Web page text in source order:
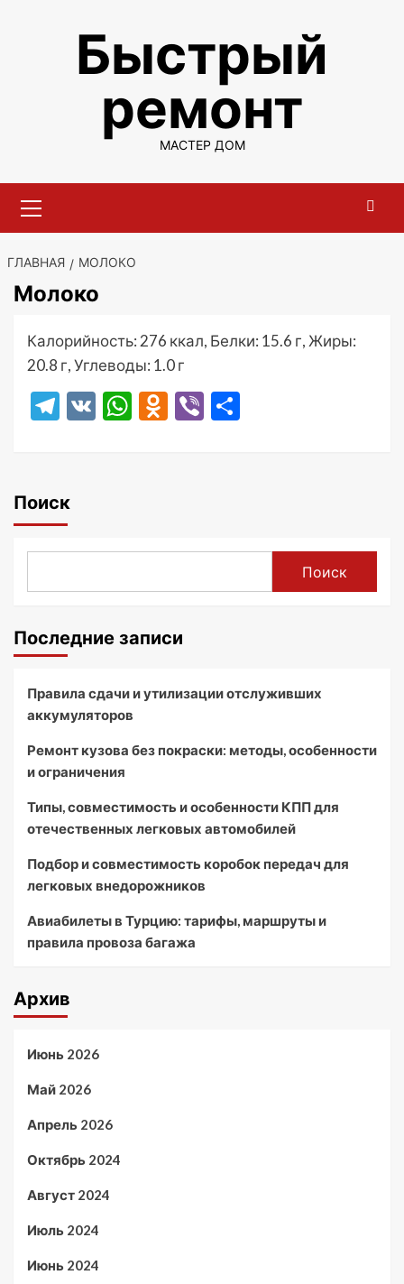
содержимомуБыстрый
ремонт
МАСТЕР ДОМ
меню
ГЛАВНАЯ МОЛОКО
Молоко
Калорийность: 276 ккал, Белки: 15.6 г, Жиры:
20.8 г, Углеводы: 1.0 г
Telegram
VK WhatsApp
Odnoklassniki
Viber
Поиск
Поиск
Последние записи
Правила сдачи и утилизации отслуживших
аккумуляторов
Ремонт кузова без покраски: методы, особенности
и ограничения
Типы, совместимость и особенности КПП для
отечественных легковых автомобилей
Подбор и совместимость коробок передач для
легковых внедорожников
Авиабилеты в Турцию: тарифы, маршруты и
правила провоза багажа
Архив
Июнь 2026
Май 2026
Апрель 2026
Октябрь 2024
Август 2024
Июль 2024
Июнь 2024